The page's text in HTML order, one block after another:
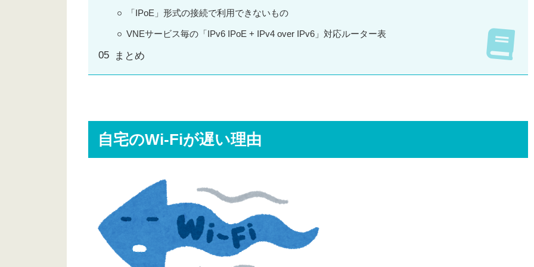
「IPoE」形式の接続で利用できないもの
VNEサービス毎の「IPv6 IPoE + IPv4 over IPv6」対応ルーター表
まとめ
自宅のWi-Fiが遅い理由